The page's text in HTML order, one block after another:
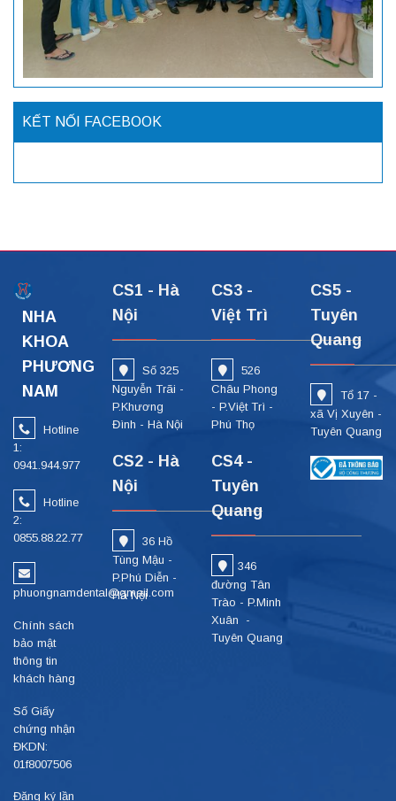
KẾT NỐI FACEBOOK
NHA
KHOA
PHƯƠNG
NAM
Hotline
1:
0941.944.977
Hotline
2:
0855.88.22.77
phuongnamdental@gmail.com
Chính sách
bảo mật
thông tin
khách hàng
Số Giấy
chứng nhận
ĐKDN:
01f8007506
Đăng ký lần
CS1 - Hà
Nội
Số 325
Nguyễn Trãi -
P.Khương
Đình - Hà Nội
CS2 - Hà
Nội
36 Hồ
Tùng Mậu -
P.Phú Diễn -
Hà Nội
CS3 -
Việt Trì
526
Châu Phong
- P.Việt Trì -
Phú Thọ
CS4 -
Tuyên
Quang
346
đường Tân
Trào - P.Minh
Xuân -
Tuyên Quang
CS5 -
Tuyên
Quang
Tổ 17 -
xã Vị Xuyên -
Tuyên Quang